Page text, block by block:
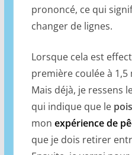
prononcé, ce qui
changer de lignes.
Lorsque cela est
première coulée à
Mais déjà, je ressens
qui indique que le
mon expérience de
que je dois retirer